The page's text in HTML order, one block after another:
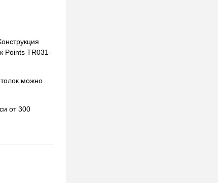
Points TR031-
можно
от 300